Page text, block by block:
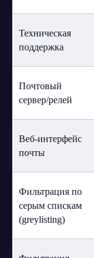
Техническая
поддержка
Почтовый
сервер/релей
Веб-интерфейс
почты
Фильтрация по
серым спискам
(greylisting)